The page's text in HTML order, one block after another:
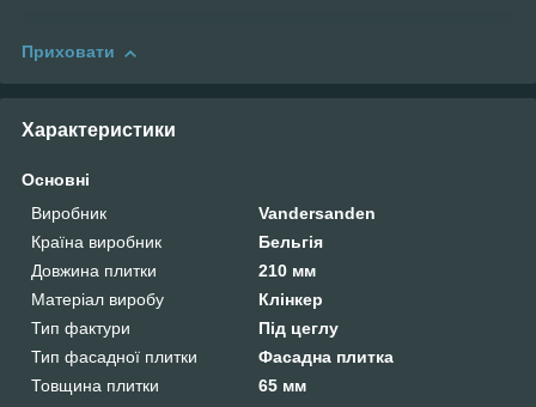
Приховати
Характеристики
Основні
Виробник
Vandersanden
Країна виробник
Бельгія
Довжина плитки
210 мм
Матеріал виробу
Клінкер
Тип фактури
Під цеглу
Тип фасадної плитки
Фасадна плитка
Товщина плитки
65 мм